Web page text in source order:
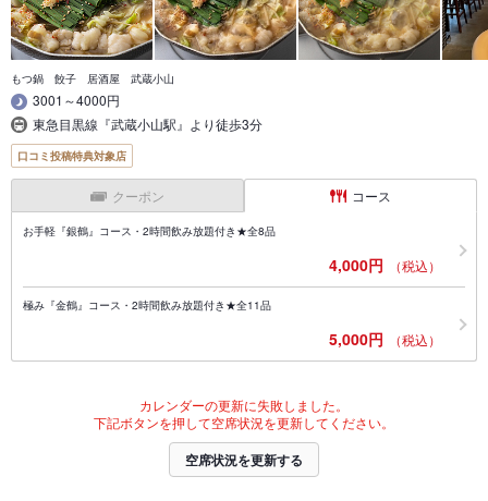
もつ鍋 餃子 居酒屋 武蔵小山
3001～4000円
東急目黒線『武蔵小山駅』より徒歩3分
口コミ投稿特典対象店
クーポン コース
お手軽『銀鶴』コース・2時間飲み放題付き★全8品
4,000円 （税込）
極み『金鶴』コース・2時間飲み放題付き★全11品
5,000円 （税込）
カレンダーの更新に失敗しました。
下記ボタンを押して空席状況を更新してください。
空席状況を更新する